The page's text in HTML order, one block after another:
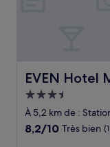
EVEN Hotel
EVEN Hotel
Hébergement
3.5 étoiles
À 5,2 km de :
8.2
8,2/10 Très bien